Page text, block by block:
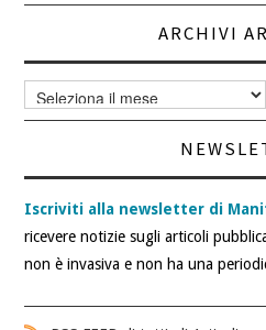
ARCHIVI
Archivi
articoli
Iscriviti alla newsletter di
ricevere notizie sugli articoli
non è invasiva e non ha una